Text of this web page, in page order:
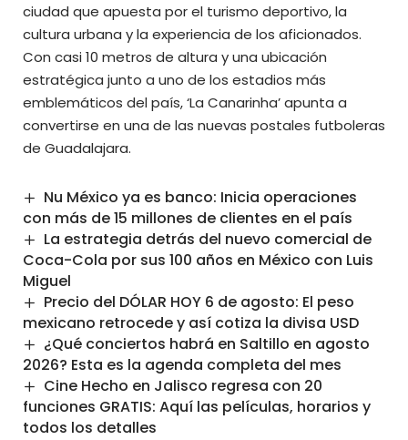
ciudad que apuesta por el turismo deportivo, la
cultura urbana y la experiencia de los aficionados.
Con casi 10 metros de altura y una ubicación
estratégica junto a uno de los estadios más
emblemáticos del país, ‘La Canarinha’ apunta a
convertirse en una de las nuevas postales futboleras
de Guadalajara.
Nu México ya es banco: Inicia operaciones
con más de 15 millones de clientes en el país
La estrategia detrás del nuevo comercial de
Coca-Cola por sus 100 años en México con Luis
Miguel
Precio del DÓLAR HOY 6 de agosto: El peso
mexicano retrocede y así cotiza la divisa USD
¿Qué conciertos habrá en Saltillo en agosto
2026? Esta es la agenda completa del mes
Cine Hecho en Jalisco regresa con 20
funciones GRATIS: Aquí las películas, horarios y
todos los detalles